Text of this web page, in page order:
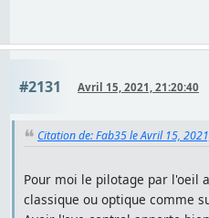
#2131 Avril 15, 2021, 21:20:40
Citation de: Fab35 le Avril 15,
Pour moi le pilotage par l'oeil
classique ou optique comme